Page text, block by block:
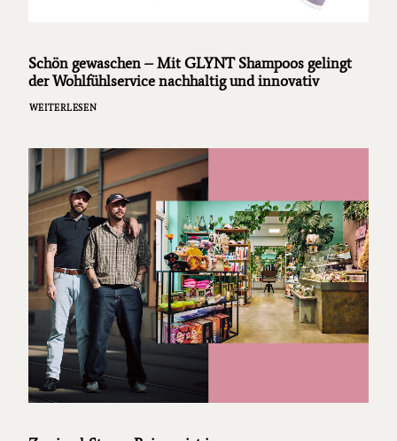
Schön gewaschen – Mit GLYNT Shampoos gelingt
der Wohlfühlservice nachhaltig und innovativ
WEITERLESEN